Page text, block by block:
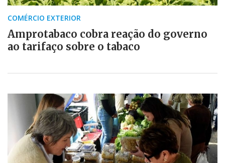
COMÉRCIO EXTERIOR
Amprotabaco cobra reação do governo
ao tarifaço sobre o tabaco